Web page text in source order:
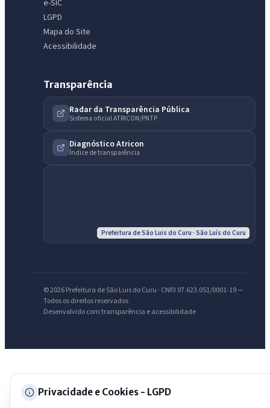
e-SIC
LGPD
Mapa do Site
Acessibilidade
Transparência
Radar da Transparência Pública
Sistema oficial ATRICON/PNTP
Diagnóstico Atricon
Índice de transparência
Prefeitura de São Luis do Curu · São Luís do Curu
© 2026 Prefeitura de São Luis do Curu · CNPJ 07.623.051/0001-19 —
Todos os direitos reservados
Desenvolvido com transparência e acessibilidade
Privacidade e Cookies - LGPD
IntGest AI
Assistente do Portal